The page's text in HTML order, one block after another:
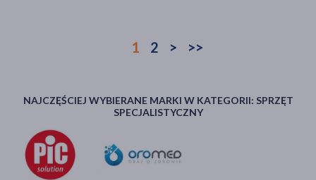
1 2 > >>
NAJCZĘŚCIEJ WYBIERANE MARKI W KATEGORII: SPRZĘT
SPECJALISTYCZNY